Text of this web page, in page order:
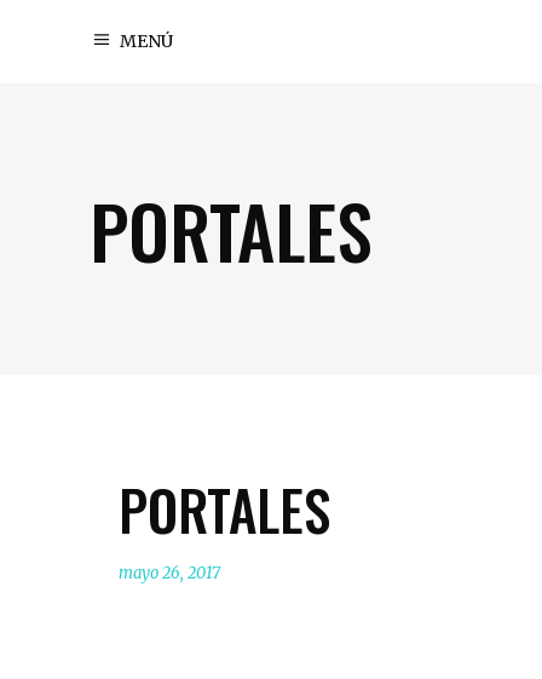
MENÚ
PORTALES
PORTALES
mayo 26, 2017